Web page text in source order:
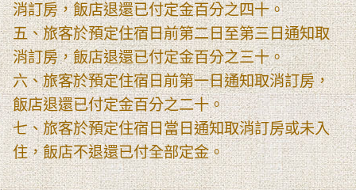
消訂房，飯店退還已付定金百分之四十。
五、旅客於預定住宿日前第二日至第三日通知取
消訂房，飯店退還已付定金百分之三十。
六、旅客於預定住宿日前第一日通知取消訂房，
飯店退還已付定金百分之二十。
七、旅客於預定住宿日當日通知取消訂房或未入
住，飯店不退還已付全部定金。